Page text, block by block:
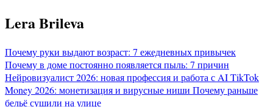
Перейти
к
Lera Brileva
Почему руки выдают возраст: 7 ежедневных привычек
Почему в доме постоянно появляется пыль: 7 причин
Нейровизуалист 2026: новая профессия и работа с AITikTok
Money 2026: монетизация и вирусные ниши Почему раньше
бельё сушили на улице